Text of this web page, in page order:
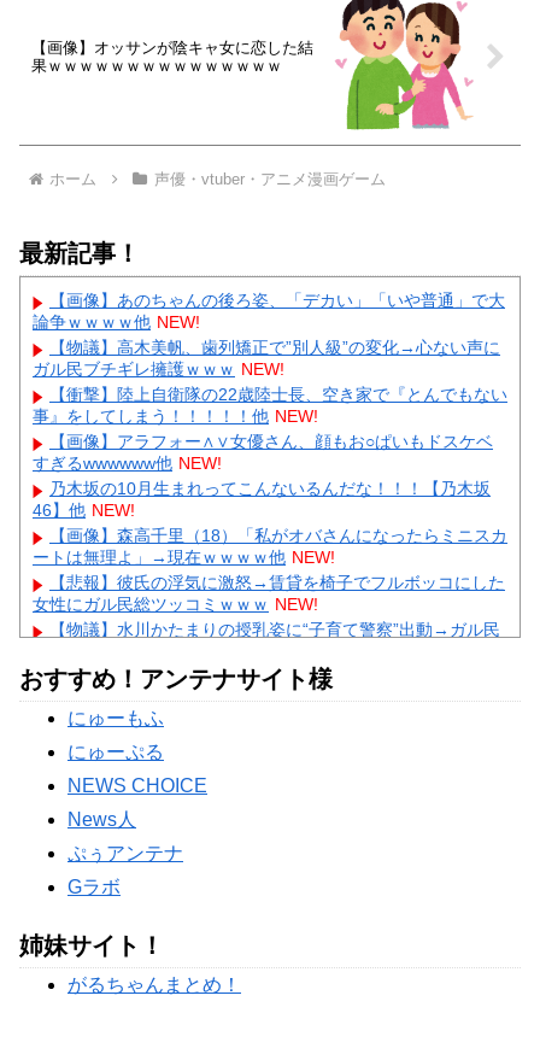
【画像】オッサンが陰キャ女に恋した結
果ｗｗｗｗｗｗｗｗｗｗｗｗｗｗｗ
ホーム 声優・vtuber・アニメ漫画ゲーム
最新記事！
【画像】あのちゃんの後ろ姿、「デカい」「いや普通」で大
論争ｗｗｗｗ他 NEW!
【物議】高木美帆、歯列矯正で”別人級”の変化→心ない声に
ガル民ブチギレ擁護ｗｗｗ NEW!
【衝撃】陸上自衛隊の22歳陸士長、空き家で『とんでもない
事』をしてしまう！！！！！他 NEW!
【画像】アラフォー∧∨女優さん、顔もお○ぱいもドスケベ
すぎるwwwwww他 NEW!
乃木坂の10月生まれってこんないるんだな！！！【乃木坂
46】他 NEW!
【画像】森高千里（18）「私がオバさんになったらミニスカ
ートは無理よ」→現在ｗｗｗｗ他 NEW!
【悲報】彼氏の浮気に激怒→賃貸を椅子でフルボッコにした
女性にガル民総ツッコミｗｗｗ NEW!
【物議】水川かたまりの授乳姿に“子育て警察”出動→ガル民
【物議】小原ブラス『若作りは痛い』発言にガル民激怒→ア
ラフォー本音噴出ｗｗｗ
【物議】長瀬智也の“スネハラ”謝罪ネタにガル民総ツッコミ
→まさかのオチにｗｗｗ
Powered by livedoor 相互RSS
おすすめ！アンテナサイト様
にゅーもふ
にゅーぷる
NEWS CHOICE
News人
ぷぅアンテナ
Gラボ
姉妹サイト！
がるちゃんまとめ！